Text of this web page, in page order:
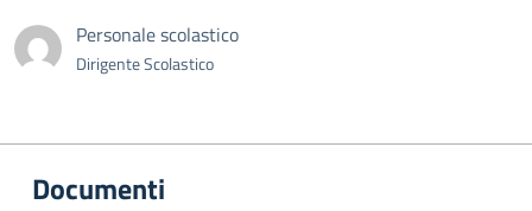
Personale scolastico
Dirigente Scolastico
Documenti